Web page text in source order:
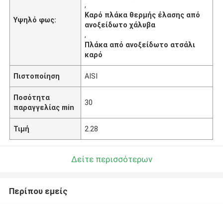
Υψηλό φως:
,
Καρό πλάκα θερμής έλασης από
ανοξείδωτο χάλυβα
,
Πλάκα από ανοξείδωτο ατσάλι
καρό
Πιστοποίηση AISI
Ποσότητα
παραγγελίας min
30
Τιμή 2.28
Δείτε περισσότερων
Περίπου εμείς